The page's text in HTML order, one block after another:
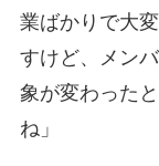
業ばかりで大
すけど、メン
象が変わった
ね」